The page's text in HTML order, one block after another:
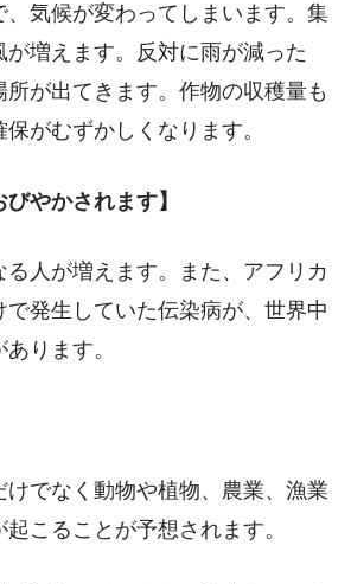
、気候が変わってしまいます。集
が増えます。反対に雨が減った
所が出てきます。作物の収穫量も
がむずかしくなります。
びやかされます】
人が増えます。また、アフリカ
で発生していた伝染病が、世界中
ります。
けでなく動物や植物、農業、漁業
こることが予想されます。